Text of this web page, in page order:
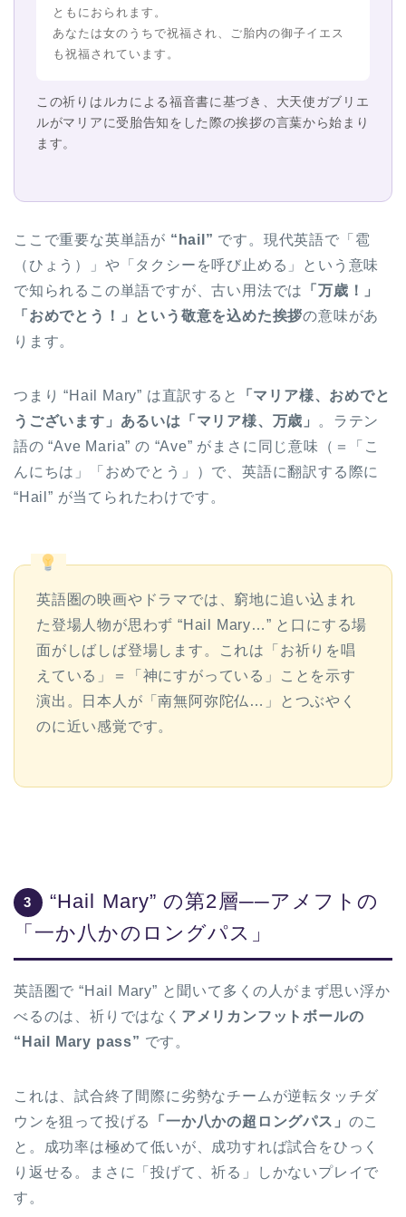
ともにおられます。
あなたは女のうちで祝福され、ご胎内の御子イエス
も祝福されています。
この祈りはルカによる福音書に基づき、大天使ガブリエ
ルがマリアに受胎告知をした際の挨拶の言葉から始まり
ます。
ここで重要な英単語が “hail” です。現代英語で「雹
（ひょう）」や「タクシーを呼び止める」という意味
で知られるこの単語ですが、古い用法では
「万歳！」
「おめでとう！」という敬意を込めた挨拶の意味があ
ります。
つまり “Hail Mary” は直訳すると
「マリア様、おめでと
うございます」あるいは「マリア様、万歳」
。ラテン
語の “Ave Maria” の “Ave” がまさに同じ意味（＝「こ
んにちは」「おめでとう」）で、英語に翻訳する際に
“Hail” が当てられたわけです。
英語圏の映画やドラマでは、窮地に追い込まれ
た登場人物が思わず “Hail Mary…” と口にする場
面がしばしば登場します。これは「お祈りを唱
えている」＝「神にすがっている」ことを示す
演出。日本人が「南無阿弥陀仏…」とつぶやく
のに近い感覚です。
3
“Hail Mary” の第2層──アメフトの
「一か八かのロングパス」
英語圏で “Hail Mary” と聞いて多くの人がまず思い浮か
べるのは、祈りではなく アメリカンフットボールの
“Hail Mary pass” です。
これは、試合終了間際に劣勢なチームが逆転タッチダ
ウンを狙って投げる
「一か八かの超ロングパス」 のこ
と。成功率は極めて低いが、成功すれば試合をひっく
り返せる。まさに「投げて、祈る」しかないプレイで
す。